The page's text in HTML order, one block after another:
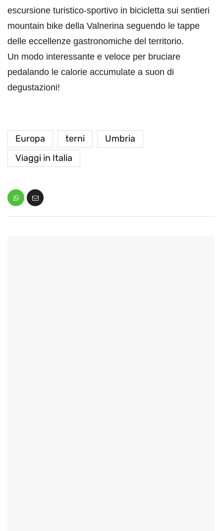
escursione turistico-sportivo in bicicletta sui sentieri
mountain bike della Valnerina seguendo le tappe
delle eccellenze gastronomiche del territorio.
Un modo interessante e veloce per bruciare
pedalando le calorie accumulate a suon di
degustazioni!
Europa terni
Umbria
Viaggi in Italia